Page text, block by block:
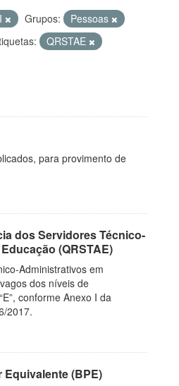
Grupos:
Pessoas
QRSTAE
para provimento de
dos Servidores Técnico-
(QRSTAE)
Administrativos em
dos níveis de
conforme Anexo I da
2017.
(BPE)